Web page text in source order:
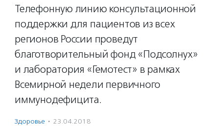
Телефонную линию консультационной
поддержки для пациентов из всех
регионов России проведут
благотворительный фонд «Подсолнух»
и лаборатория «Гемотест» в рамках
Всемирной недели первичного
иммунодефицита.
Здоровье · 23.04.2018